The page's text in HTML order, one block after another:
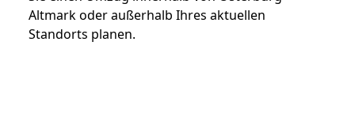
Altmark oder außerhalb Ihres aktuellen
Standorts planen.